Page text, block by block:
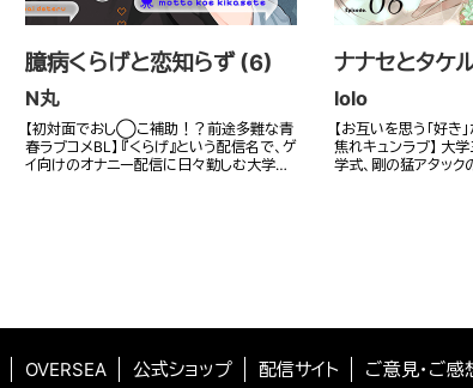
臆病くらげと恋知らず (6)
N丸
【初対面でおし◯こ補助！？前途多難な青
春ラブコメBL】 『くらげ』という配信名で、ゲ
イ向けのオナニー配信に日々勤しむ大学…
ナナセとタケ
lolo
【お互いを思う「好き
焦れキュンラブ】 大
学式、剛の猛アタッ
OVERSEA 公式ショップ 配信サイト ご意見・ご感